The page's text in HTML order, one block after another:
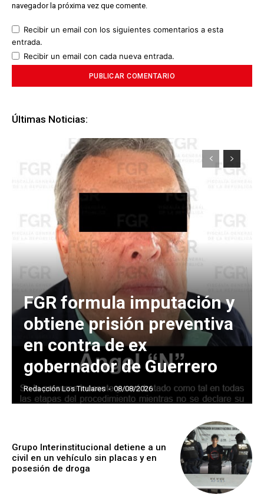
navegador la próxima vez que comente.
Recibir un email con los siguientes comentarios a esta
entrada.
Recibir un email con cada nueva entrada.
Últimas Noticias:
FGR formula imputación y
obtiene prisión preventiva
en contra de ex
gobernador de Guerrero
Redacción Los Titulares - 08/08/2026
Grupo Interinstitucional detiene a un
civil en un vehículo sin placas y en
posesión de droga